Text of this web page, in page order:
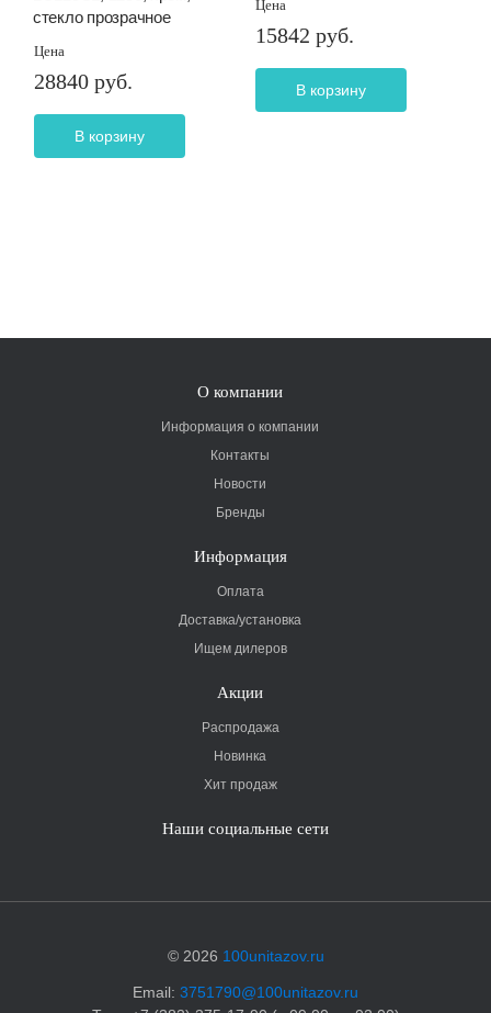
стекло прозрачное
Цена
28840 руб.
В корзину
Цена
15842 руб.
В корзину
О компании
Информация о компании
Контакты
Новости
Бренды
Информация
Оплата
Доставка/установка
Ищем дилеров
Акции
Распродажа
Новинка
Хит продаж
Наши социальные сети
© 2026 100unitazov.ru
Email: 3751790@100unitazov.ru